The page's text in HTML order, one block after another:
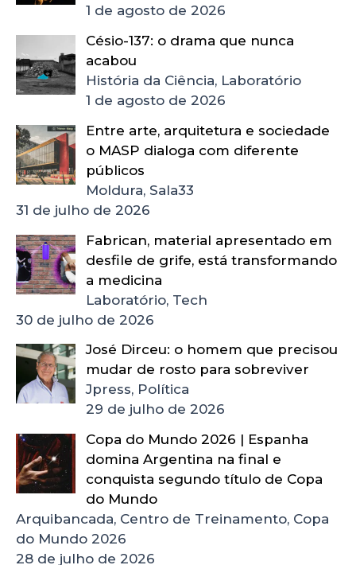
1 de agosto de 2026
Césio-137: o drama que nunca
acabou
História da Ciência, Laboratório
1 de agosto de 2026
Entre arte, arquitetura e sociedade
o MASP dialoga com diferente
públicos
Moldura, Sala33
31 de julho de 2026
Fabrican, material apresentado em
desfile de grife, está transformando
a medicina
Laboratório, Tech
30 de julho de 2026
José Dirceu: o homem que precisou
mudar de rosto para sobreviver
Jpress, Política
29 de julho de 2026
Copa do Mundo 2026 | Espanha
domina Argentina na final e
conquista segundo título de Copa
do Mundo
Arquibancada, Centro de Treinamento, Copa
do Mundo 2026
28 de julho de 2026